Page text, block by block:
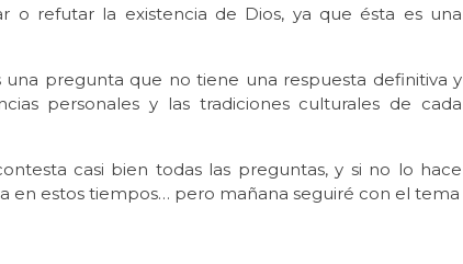
o refutar la existencia de Dios, ya que ésta es una
pregunta que no tiene una respuesta definitiva y
personales y las tradiciones culturales de cada
casi bien todas las preguntas, y si no lo hace
en estos tiempos… pero mañana seguiré con el tema